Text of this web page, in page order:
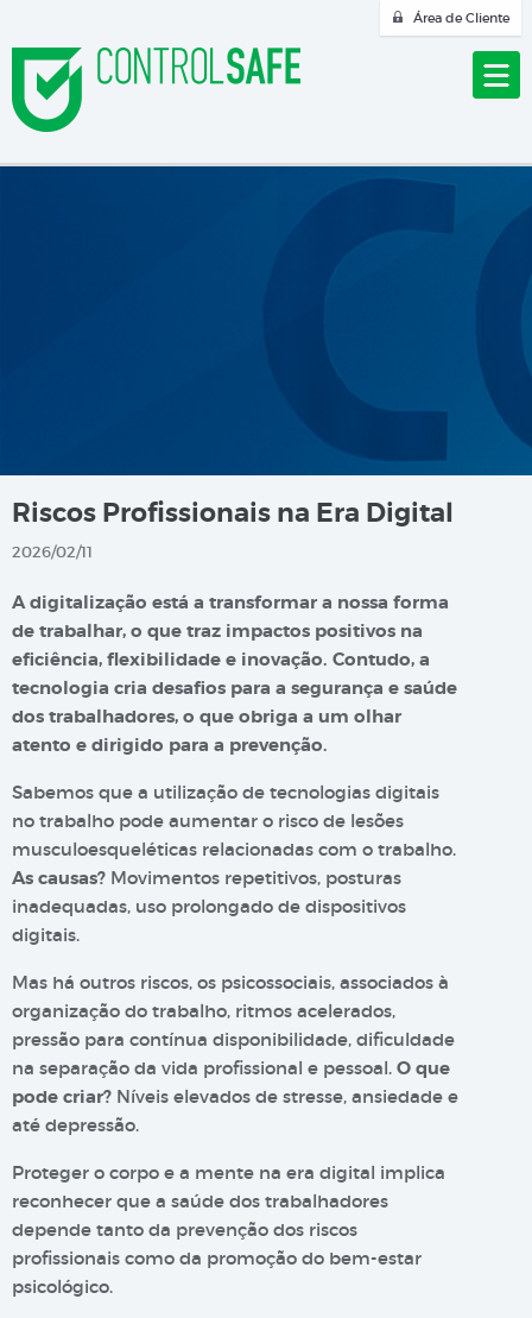
Área de Cliente
Riscos Profissionais na Era Digital
2026/02/11
A digitalização está a transformar a nossa forma
de trabalhar, o que traz impactos positivos na
eficiência, flexibilidade e inovação. Contudo, a
tecnologia cria desafios para a segurança e saúde
dos trabalhadores, o que obriga a um olhar
atento e dirigido para a prevenção.
Sabemos que a utilização de tecnologias digitais
no trabalho pode aumentar o risco de lesões
musculoesqueléticas relacionadas com o trabalho.
As causas? Movimentos repetitivos, posturas
inadequadas, uso prolongado de dispositivos
digitais.
Mas há outros riscos, os psicossociais, associados à
organização do trabalho, ritmos acelerados,
pressão para contínua disponibilidade, dificuldade
na separação da vida profissional e pessoal. O que
pode criar? Níveis elevados de stresse, ansiedade e
até depressão.
Proteger o corpo e a mente na era digital implica
reconhecer que a saúde dos trabalhadores
depende tanto da prevenção dos riscos
profissionais como da promoção do bem-estar
psicológico.